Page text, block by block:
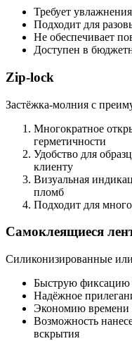
Требует
Подходит для
Не обеспечивает
Доступен в
Zip-lock
Застёжка-молния с
Многократное
герметичности
Удобство для
клиенту
Визуальная
пломб
Подходит для
Самоклеящиеся
Силиконизированные
Быструю фиксацию
Надёжное
Экономию времени
Возможность
вскрытия